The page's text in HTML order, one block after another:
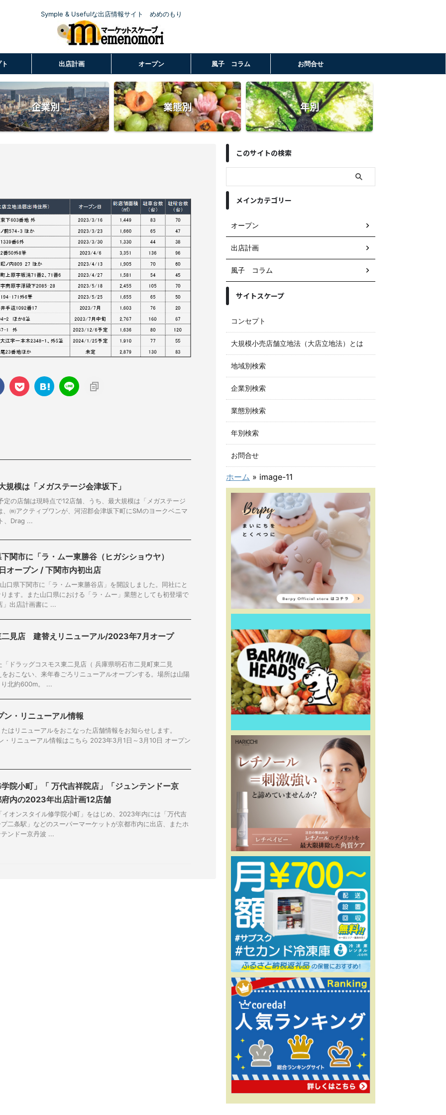
Symple & Usefulな出店情報サイト めめのもり
出店計画 オープン 風子 コラム お問合せ
企業別 業態別 年別
模は「メガステージ会津坂下」
の店舗は現時点で12店舗、うち、最大規模は「メガステージ
㈱アクティブワンが、河沼郡会津坂下町にSMのヨークベニマ
、Drag ...
関市に「ラ・ムー東勝谷（ヒガシショウヤ）
ープン / 下関市内初出店
口県下関市に「ラ・ムー東勝谷店」を開設しました。同社にと
ます。また山口県における「ラ・ムー」業態としても初登場で
」出店計画書に ...
二見店 建替えリニューアル/2023年7月オープ
ドラッグコスモス東二見店（ 兵庫県明石市二見町東二見
おこない、来年春ごろリニューアルオープンする。場所は山陽
北約600m。 ...
・リニューアル情報
はリニューアルをおこなった店舗情報をお知らせします。
リニューアル情報はこちら 2023年3月1日～3月10日 オープン
院小町」「 万代吉祥院店」「ジュンテンドー京
内の2023年出店計画12店舗
オンスタイル修学院小町」をはじめ、2023年内には「万代吉
二条駅」などのスーパーマーケットが京都市内に出店、またホ
ンドー京丹波 ...
このサイトの検索
メインカテゴリー
オープン
出店計画
風子 コラム
サイトスケープ
コンセプト
大規模小売店舗立地法（大店立地法）とは
地域別検索
企業別検索
業態別検索
年別検索
お問合せ
ホーム » image-11